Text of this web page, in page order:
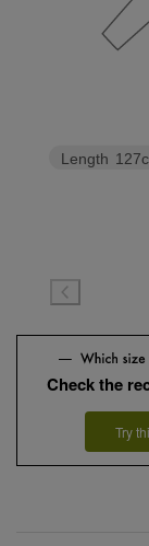
Length
Check the
Try